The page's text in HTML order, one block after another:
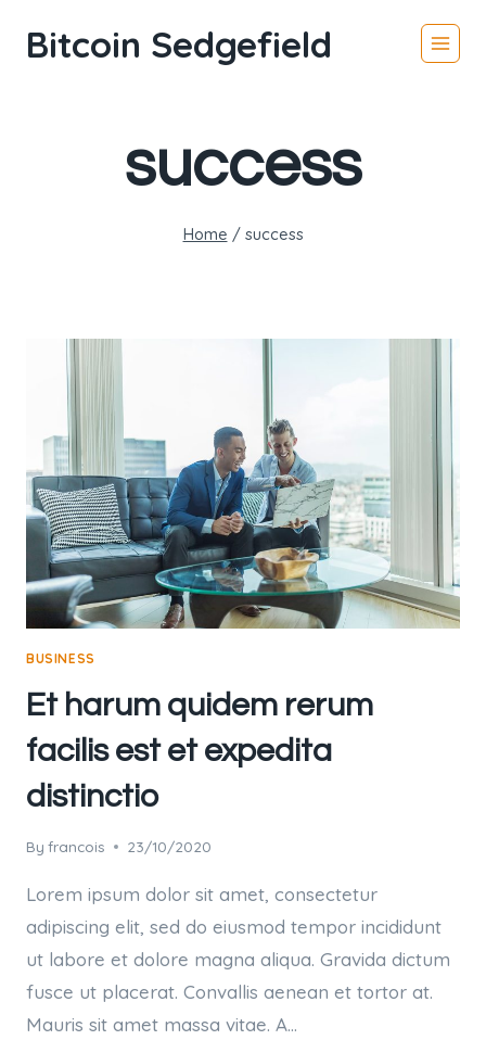
Bitcoin Sedgefield
success
Home / success
BUSINESS
Et harum quidem rerum
facilis est et expedita
distinctio
By francois 23/10/2020
Lorem ipsum dolor sit amet, consectetur
adipiscing elit, sed do eiusmod tempor incididunt
ut labore et dolore magna aliqua. Gravida dictum
fusce ut placerat. Convallis aenean et tortor at.
Mauris sit amet massa vitae. A…